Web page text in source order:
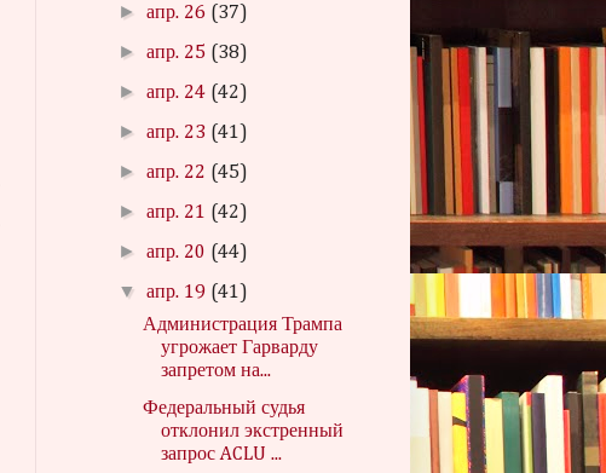
►апр. 26 (37)
►апр. 25 (38)
►апр. 24 (42)
►апр. 23 (41)
►апр. 22 (45)
►апр. 21 (42)
►апр. 20 (44)
▼апр. 19 (41)
Администрация Трампа
угрожает Гарварду
запретом на...
Федеральный судья
отклонил экстренный
запрос ACLU ...